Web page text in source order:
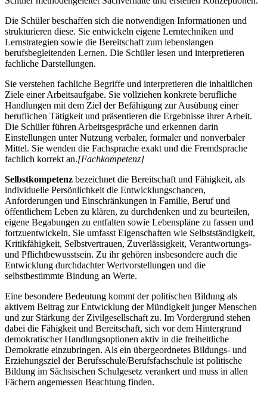
Die Schüler beschaffen sich die notwendigen Informationen und
strukturieren diese. Sie entwickeln eigene Lerntechniken und
Lernstrategien sowie die Bereitschaft zum lebenslangen
berufsbegleitenden Lernen. Die Schüler lesen und interpretieren
fachliche Darstellungen.
Sie verstehen fachliche Begriffe und interpretieren die inhaltlichen
Ziele einer Arbeitsaufgabe. Sie vollziehen konkrete berufliche
Handlungen mit dem Ziel der Befähigung zur Ausübung einer
beruflichen Tätigkeit und präsentieren die Ergebnisse ihrer Arbeit.
Die Schüler führen Arbeitsgespräche und erkennen darin
Einstellungen unter Nutzung verbaler, formaler und nonverbaler
Mittel. Sie wenden die Fachsprache exakt und die Fremdsprache
fachlich korrekt an.[Fachkompetenz]
Selbstkompetenz bezeichnet die Bereitschaft und Fähigkeit, als
individuelle Persönlichkeit die Entwicklungschancen,
Anforderungen und Einschränkungen in Familie, Beruf und
öffentlichem Leben zu klären, zu durchdenken und zu beurteilen,
eigene Begabungen zu entfalten sowie Lebenspläne zu fassen und
fortzuentwickeln. Sie umfasst Eigenschaften wie Selbstständigkeit,
Kritikfähigkeit, Selbstvertrauen, Zuverlässigkeit, Verantwortungs-
und Pflichtbewusstsein. Zu ihr gehören insbesondere auch die
Entwicklung durchdachter Wertvorstellungen und die
selbstbestimmte Bindung an Werte.
Eine besondere Bedeutung kommt der politischen Bildung als
aktivem Beitrag zur Entwicklung der Mündigkeit junger Menschen
und zur Stärkung der Zivilgesellschaft zu. Im Vordergrund stehen
dabei die Fähigkeit und Bereitschaft, sich vor dem Hintergrund
demokratischer Handlungsoptionen aktiv in die freiheitliche
Demokratie einzubringen. Als ein übergeordnetes Bildungs- und
Erziehungsziel der Berufsschule/Berufsfachschule ist politische
Bildung im Sächsischen Schulgesetz verankert und muss in allen
Fächern angemessen Beachtung finden.